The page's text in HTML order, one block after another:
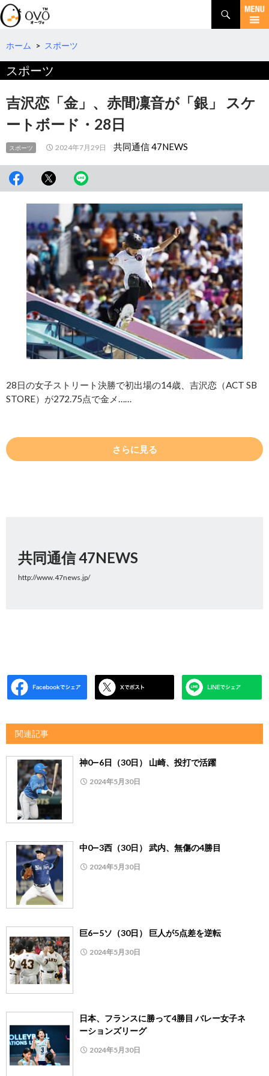
検
索
コ
テ
へ
移
ホーム > スポーツ
スポーツ
吉沢恋「金」、赤間凜音が「銀」 スケ
ートボード・28日
スポーツ 2024年7月29日 共同通信 47NEWS
28日の女子ストリート決勝で初出場の14歳、吉沢恋（ACT SB
STORE）が272.75点で金メ……
さらに見る
共同通信 47NEWS
http://www.47news.jp/
関連記事
神0―6日（30日） 山崎、投打で活躍
2024年5月30日
中0―3西（30日） 武内、無傷の4勝目
2024年5月30日
巨6―5ソ（30日） 巨人が5点差を逆転
2024年5月30日
日本、フランスに勝って4勝目 バレー女子ネ
ーションズリーグ
2024年5月30日